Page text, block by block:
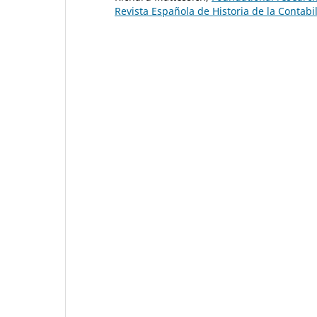
Revista Española de Historia de la